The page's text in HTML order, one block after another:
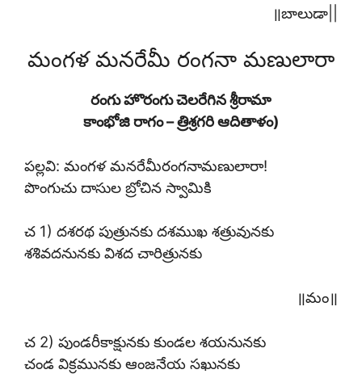
॥బాలుడా||
మంగళ మనరేమీ రంగనా మణులారా
రంగు హొరంగు చెలరేగిన శ్రీరామా
కాంభోజి రాగం – త్రిశ్రగరి ఆదితాళం)
పల్లవి: మంగళ మనరేమీరంగనామణులారా!
పొంగుచు దాసుల బ్రోచిన స్వామికి
చ 1) దశరథ పుత్రునకు దశముఖ శత్రువునకు
శశివదనునకు విశద చారిత్రునకు
॥మం॥
చ 2) పుండరీకాక్షునకు కుండల శయనునకు
చండ విక్రమునకు ఆంజనేయ సఖునకు